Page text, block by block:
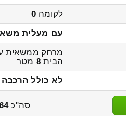
לקומה 0
עם מעלית משא
מרחק ממשאית
הבית8 מטר
לא כולל הרכבה
סה"כ